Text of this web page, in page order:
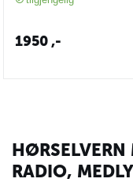
DM4600e (Støtte for
1950,-
HØRSELVERN
RADIO,